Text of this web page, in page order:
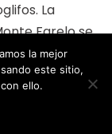
La
Farelo se
zona de
la mejor
este sitio,
ello.